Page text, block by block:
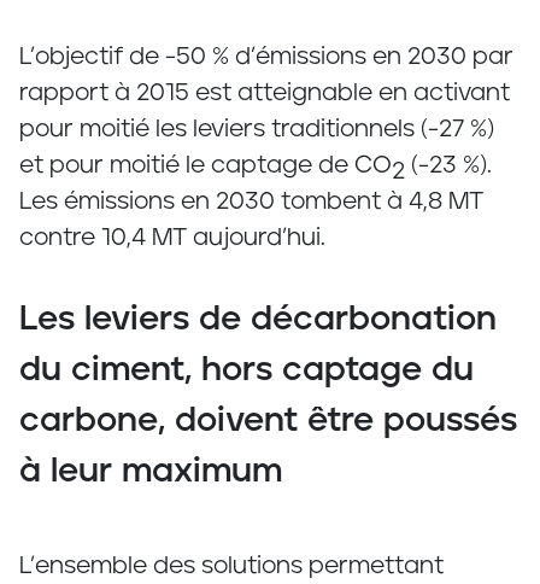
L’objectif de -50 % d’émissions en 2030 par
rapport à 2015 est atteignable en activant
pour moitié les leviers traditionnels (-27 %)
et pour moitié le captage de CO2 (-23 %).
Les émissions en 2030 tombent à 4,8 MT
contre 10,4 MT aujourd’hui.
Les leviers de décarbonation
du ciment, hors captage du
carbone, doivent être poussés
à leur maximum
L’ensemble des solutions permettant